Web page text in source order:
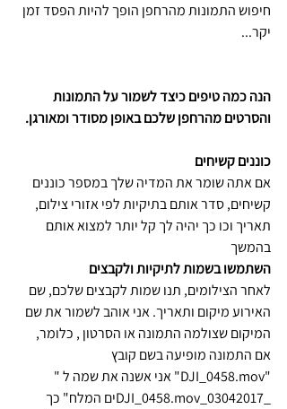
חיפוש התמונות מהרחפן הופך להיות הפסד זמן
יקר...
הנה כמה טיפים כיצד לשמור על התמונות
והסרטים מהרחפן שלכם באופן מסודר ומאורגן.
כוננים קשיחים
אם אתה שומר את המדיה שלך במספר כוננים
קשיחים, סדר אותם בתיקיות לפי אזורי צילום,
תאריך וכו כך יהיה לך קל יותר למצוא אותם
בהמשך
השתמשו בשמות לתיקיות ולקבצים
לאחר הצילומים, תנו שמות לקבצים שלכם, שם
האירוע מיקום ותאריך. אני אוהב לשמור את שם
המיקום שצולמה התמונה או הסרטון , כלומר,
אם התמונה מופיעה בשם קובץ
"DJI_0458.mov" אני אשנה את שמה ל "
_03042017_DJI_0458.movים המלח" כך